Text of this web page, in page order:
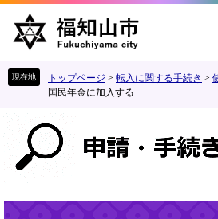
す
。
し
て
文
トップページ > 転入に関する手続き >
国民年金に加入する